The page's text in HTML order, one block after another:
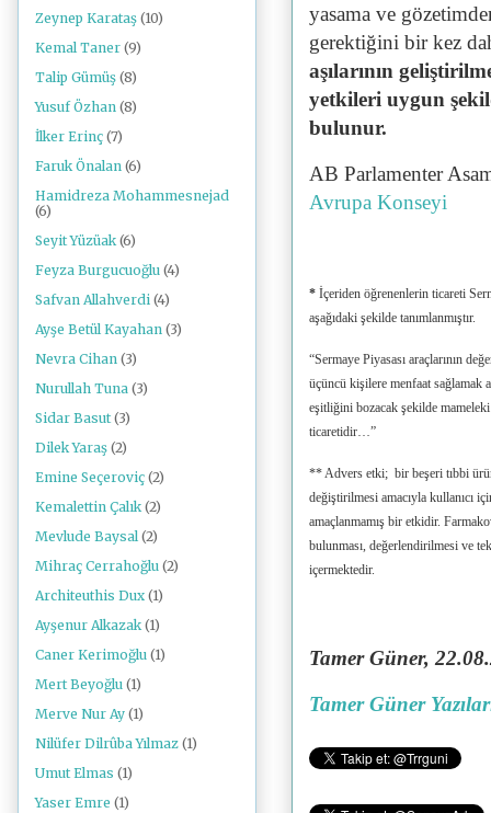
yasama ve
gerektiğini bir kez
aşılarının
yetkileri uygun
bulunur.
AB Parlamenter
Avrupa Konseyi
* İçeriden öğrenenlerin ticareti
aşağıdaki şekilde tanımlanmıştır.
“Sermaye Piyasası araçlarının
üçüncü kişilere menfaat sağlamak
eşitliğini bozacak şekilde
ticaretidir…”
** Advers etki; bir beşeri tıbbi
değiştirilmesi amacıyla kullanıcı
amaçlanmamış bir etkidir.
bulunması, değerlendirilmesi ve
içermektedir.
Tamer Güner,
Tamer Güner
Zeynep Karataş (10)
Kemal Taner (9)
Talip Gümüş (8)
Yusuf Özhan (8)
İlker Erinç (7)
Faruk Önalan (6)
Hamidreza Mohammesnejad
(6)
Seyit Yüzüak (6)
Feyza Burgucuoğlu (4)
Safvan Allahverdi (4)
Ayşe Betül Kayahan (3)
Nevra Cihan (3)
Nurullah Tuna (3)
Sidar Basut (3)
Dilek Yaraş (2)
Emine Seçeroviç (2)
Kemalettin Çalık (2)
Mevlude Baysal (2)
Mihraç Cerrahoğlu (2)
Architeuthis Dux (1)
Ayşenur Alkazak (1)
Caner Kerimoğlu (1)
Mert Beyoğlu (1)
Merve Nur Ay (1)
Nilüfer Dilrûba Yılmaz (1)
Umut Elmas (1)
Yaser Emre (1)